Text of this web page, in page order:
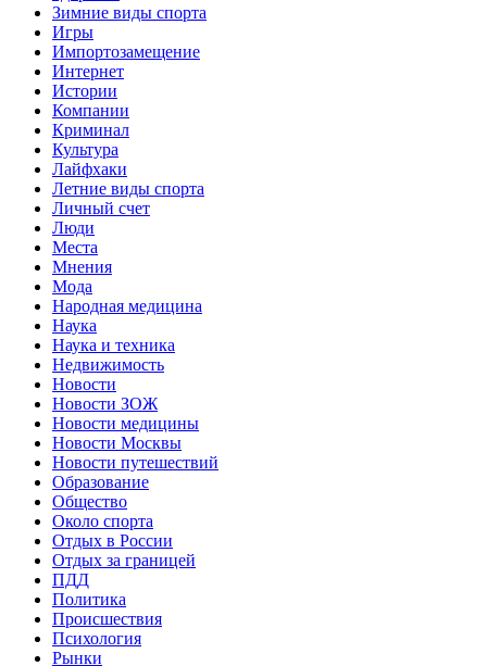
Зимние виды спорта
Игры
Импортозамещение
Интернет
Истории
Компании
Криминал
Культура
Лайфхаки
Летние виды спорта
Личный счет
Люди
Места
Мнения
Мода
Народная медицина
Наука
Наука и техника
Недвижимость
Новости
Новости ЗОЖ
Новости медицины
Новости Москвы
Новости путешествий
Образование
Общество
Около спорта
Отдых в России
Отдых за границей
ПДД
Политика
Происшествия
Психология
Рынки